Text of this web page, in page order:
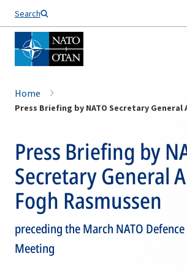
Search
Home
Press Briefing by
Secretary General
Fogh Rasmussen
preceding the March NATO
Meeting